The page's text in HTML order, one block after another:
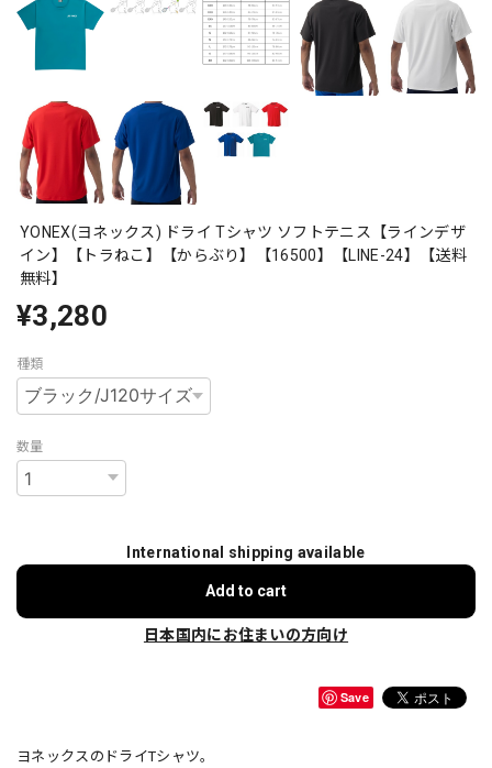
YONEX(ヨネックス) ドライ Tシャツ ソフトテニス【ラインデザ
イン】【トラねこ】【からぶり】【16500】【LINE-24】【送料
無料】
¥3,280
種類
数量
International shipping available
Add to cart
日本国内にお住まいの方向け
Save
ヨネックスのドライTシャツ。